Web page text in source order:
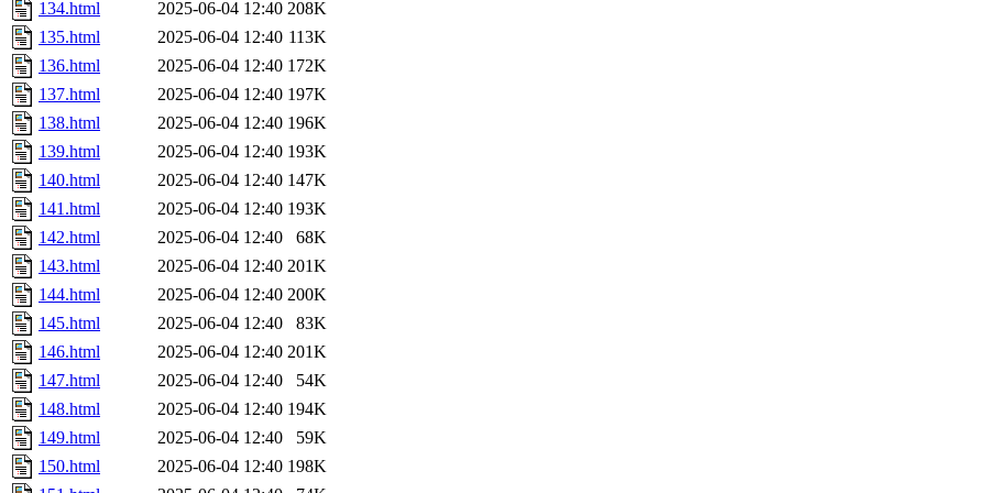
134.html 2025-06-04 12:40 208K
135.html
2025-06-04 12:40 113K
136.html
2025-06-04 12:40 172K
137.html
2025-06-04 12:40 197K
138.html
2025-06-04 12:40 196K
139.html
2025-06-04 12:40 193K
140.html
2025-06-04 12:40 147K
141.html
2025-06-04 12:40 193K
142.html
2025-06-04 12:40
68K
143.html
2025-06-04 12:40 201K
144.html
2025-06-04 12:40 200K
145.html
2025-06-04 12:40
83K
146.html
2025-06-04 12:40 201K
147.html
2025-06-04 12:40
54K
148.html
2025-06-04 12:40 194K
149.html
2025-06-04 12:40
59K
150.html
2025-06-04 12:40 198K